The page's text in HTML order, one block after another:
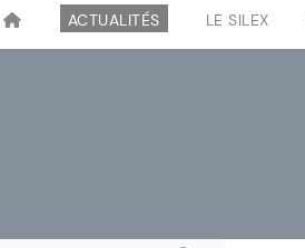
ACTUALITÉS LE SILEX